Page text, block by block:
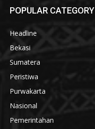
POPULAR CATEGORY
Headline
Bekasi
Sumatera
Peristiwa
Purwakarta
Nasional
Pemerintahan